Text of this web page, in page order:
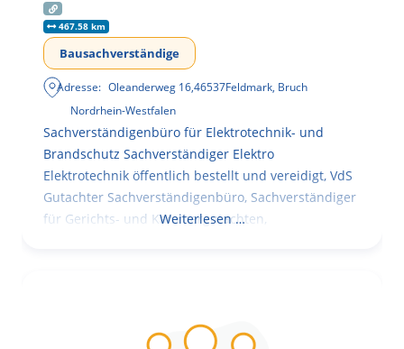
467.58 km
Bausachverständige
Adresse: Oleanderweg 16,46537Feldmark, Bruch
Nordrhein-Westfalen
Sachverständigenbüro für Elektrotechnik- und
Brandschutz Sachverständiger Elektro
Elektrotechnik öffentlich bestellt und vereidigt, VdS
Gutachter Sachverständigenbüro, Sachverständiger
für Gerichts- und Kammergutachten,
Weiterlesen …